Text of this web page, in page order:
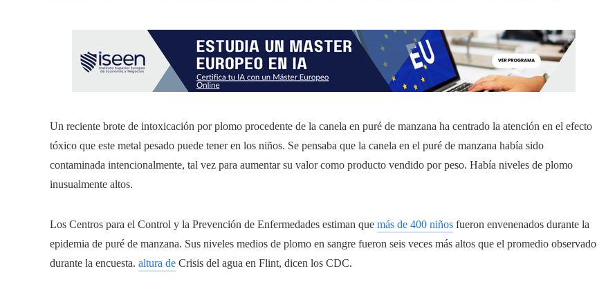
Un reciente brote de intoxicación por plomo procedente de la canela en puré de manzana ha centrado la atención en el efecto
tóxico que este metal pesado puede tener en los niños. Se pensaba que la canela en el puré de manzana había sido
contaminada intencionalmente, tal vez para aumentar su valor como producto vendido por peso. Había niveles de plomo
inusualmente altos.
Los Centros para el Control y la Prevención de Enfermedades estiman que más de 400 niños fueron envenenados durante la
epidemia de puré de manzana. Sus niveles medios de plomo en sangre fueron seis veces más altos que el promedio observado
durante la encuesta. altura de Crisis del agua en Flint, dicen los CDC.